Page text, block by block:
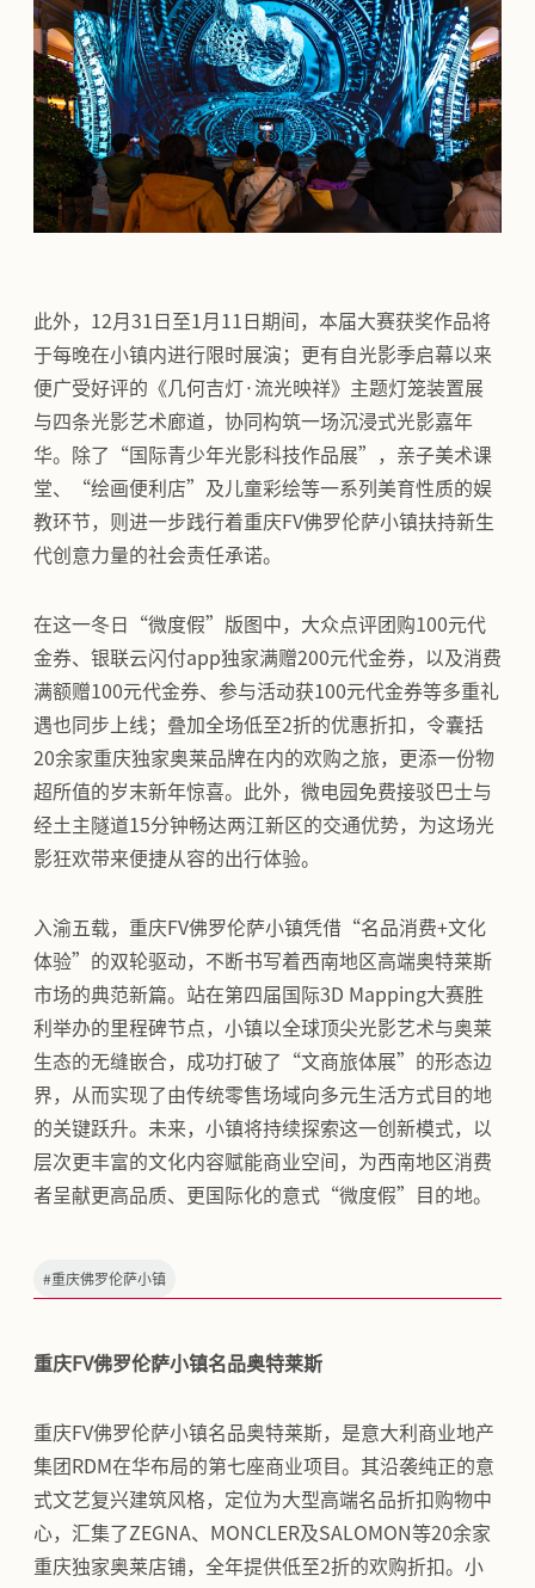
此外，12月31日至1月11日期间，本届大赛获奖作品将
于每晚在小镇内进行限时展演；更有自光影季启幕以来
便广受好评的《几何吉灯·流光映祥》主题灯笼装置展
与四条光影艺术廊道，协同构筑一场沉浸式光影嘉年
华。除了“国际青少年光影科技作品展”，亲子美术课
堂、“绘画便利店”及儿童彩绘等一系列美育性质的娱
教环节，则进一步践行着重庆FV佛罗伦萨小镇扶持新生
代创意力量的社会责任承诺。
在这一冬日“微度假”版图中，大众点评团购100元代
金券、银联云闪付app独家满赠200元代金券，以及消费
满额赠100元代金券、参与活动获100元代金券等多重礼
遇也同步上线；叠加全场低至2折的优惠折扣，令囊括
20余家重庆独家奥莱品牌在内的欢购之旅，更添一份物
超所值的岁末新年惊喜。此外，微电园免费接驳巴士与
经土主隧道15分钟畅达两江新区的交通优势，为这场光
影狂欢带来便捷从容的出行体验。
入渝五载，重庆FV佛罗伦萨小镇凭借“名品消费+文化
体验”的双轮驱动，不断书写着西南地区高端奥特莱斯
市场的典范新篇。站在第四届国际3D Mapping大赛胜
利举办的里程碑节点，小镇以全球顶尖光影艺术与奥莱
生态的无缝嵌合，成功打破了“文商旅体展”的形态边
界，从而实现了由传统零售场域向多元生活方式目的地
的关键跃升。未来，小镇将持续探索这一创新模式，以
层次更丰富的文化内容赋能商业空间，为西南地区消费
者呈献更高品质、更国际化的意式“微度假”目的地。
#重庆佛罗伦萨小镇
重庆FV佛罗伦萨小镇名品奥特莱斯
重庆FV佛罗伦萨小镇名品奥特莱斯，是意大利商业地产
集团RDM在华布局的第七座商业项目。其沿袭纯正的意
式文艺复兴建筑风格，定位为大型高端名品折扣购物中
心，汇集了ZEGNA、MONCLER及SALOMON等20余家
重庆独家奥莱店铺，全年提供低至2折的欢购折扣。小